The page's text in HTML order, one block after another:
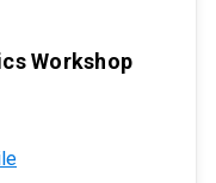
Workshop